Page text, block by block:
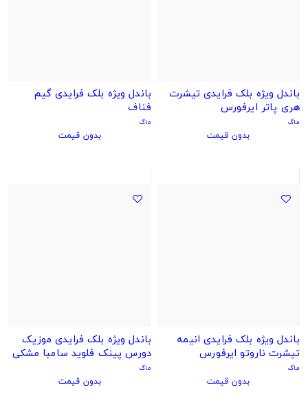
باندل ویژه بلک فرایدی تیشرت
هری پاتر ایرفورس
ماگ
بدون قیمت
باندل ویژه بلک فرایدی گیم
فناف
ماگ
بدون قیمت
باندل ویژه بلک فرایدی انیمه
تیشرت ناروتو ایرفورس
ماگ
بدون قیمت
باندل ویژه بلک فرایدی موزیک
دورس پینک فلوید سامبا مشکی
ماگ
بدون قیمت